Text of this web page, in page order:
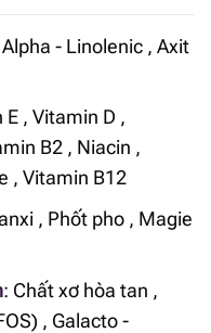
- Linolenic, Axit
E, Vitamin D ,
B2, Niacin ,
, Vitamin B12
, Phốt pho, Magie
: Chất xơ hòa tan ,
, Galacto -